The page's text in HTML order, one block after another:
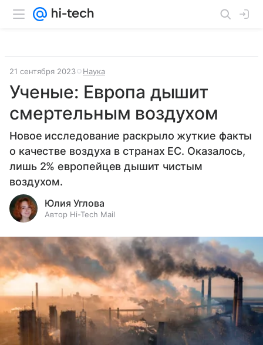
21 сентября 2023 Наука
Ученые: Европа дышит
смертельным воздухом
Новое исследование раскрыло жуткие факты
о качестве воздуха в странах ЕС. Оказалось,
лишь 2% европейцев дышит чистым
воздухом.
Юлия Углова
Автор Hi-Tech Mail